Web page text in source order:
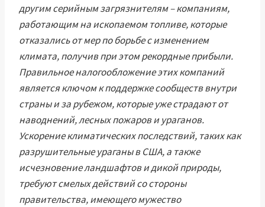
другим серийным загрязнителям – компаниям,
работающим на ископаемом топливе, которые
отказались от мер по борьбе с изменением
климата, получив при этом рекордные прибыли.
Правильное налогообложение этих компаний
является ключом к поддержке сообществ внутри
страны и за рубежом, которые уже страдают от
наводнений, лесных пожаров и ураганов.
Ускорение климатических последствий, таких как
разрушительные ураганы в США, а также
исчезновение ландшафтов и дикой природы,
требуют смелых действий со стороны
правительства, имеющего мужество